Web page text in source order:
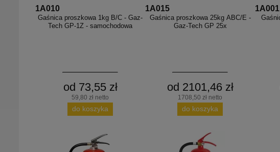
1A010
Gaśnica proszkowa 1kg B/C - Gaz-
Tech GP-1Z - samochodowa
od 73,55 zł
59,80 zł netto
do koszyka
1A015
Gaśnica proszkowa 25kg ABC/E -
Gaz-Tech GP 25x
od 2101,46 zł
1708,50 zł netto
do koszyka
1A001